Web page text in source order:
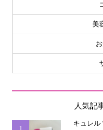
美
人気記
キュレル